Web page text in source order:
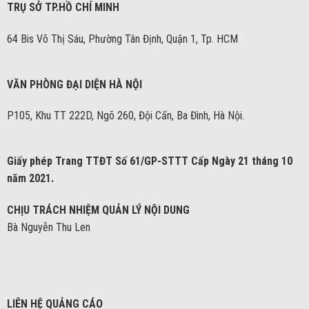
TRỤ SỞ TP.HỒ CHÍ MINH
64 Bis Võ Thị Sáu, Phường Tân Định, Quận 1, Tp. HCM
VĂN PHÒNG ĐẠI DIỆN HÀ NỘI
P105, Khu TT 222D, Ngõ 260, Đội Cấn, Ba Đình, Hà Nội.
Giấy phép Trang TTĐT Số 61/GP-STTT Cấp Ngày 21 tháng 10
năm 2021.
CHỊU TRÁCH NHIỆM QUẢN LÝ NỘI DUNG
Bà Nguyễn Thu Len
LIÊN HỆ QUẢNG CÁO